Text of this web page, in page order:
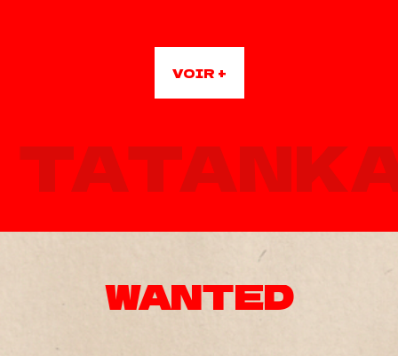
VOIR +
WANTED